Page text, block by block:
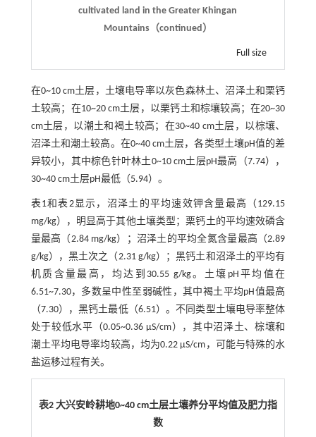
cultivated land in the Greater Khingan
Mountains（continued）
Full size
在0~10 cm土层，土壤电导率以灰色森林土、沼泽土和栗钙
土较高；在10~20 cm土层，以栗钙土和棕壤较高；在20~30
cm土层，以潮土和褐土较高；在30~40 cm土层，以棕壤、
沼泽土和潮土较高。在0~40 cm土层，各类型土壤pH值的差
异较小，其中棕色针叶林土0~10 cm土层pH最高（7.74），
30~40 cm土层pH最低（5.94）。
表1和表2显示，沼泽土的平均速效钾含量最高（129.15
mg/kg），明显高于其他土壤类型；栗钙土的平均速效磷含
量最高（2.84 mg/kg）；沼泽土的平均全氮含量最高（2.89
g/kg），黑土次之（2.31 g/kg）；黑钙土和沼泽土的平均有
机质含量最高，均达到30.55 g/kg。土壤pH平均值在
6.51~7.30，多数呈中性至弱碱性，其中褐土平均pH值最高
（7.30），黑钙土最低（6.51）。不同类型土壤电导率整体
处于较低水平（0.05~0.36 μS/cm），其中沼泽土、棕壤和
潮土平均电导率均较高，均为0.22 μS/cm，可能与特殊的水
盐运移过程有关。
表2 大兴安岭耕地0~40 cm土层土壤养分平均值及肥力指
数